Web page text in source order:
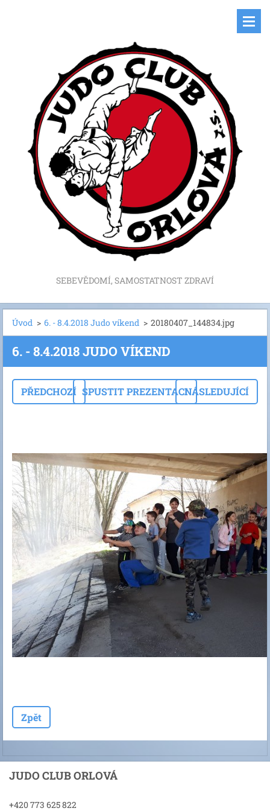
SEBEVĚDOMÍ, SAMOSTATNOST ZDRAVÍ
Úvod > 6. - 8.4.2018 Judo víkend > 20180407_144834.jpg
6. - 8.4.2018 JUDO VÍKEND
PŘEDCHOZÍ SPUSTIT PREZENTACINÁSLEDUJÍCÍ
Zpět
JUDO CLUB ORLOVÁ
+420 773 625 822